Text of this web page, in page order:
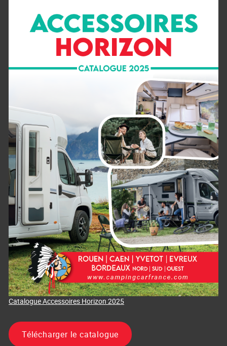
Catalogue Accessoires Horizon 2025
Télécharger le catalogue